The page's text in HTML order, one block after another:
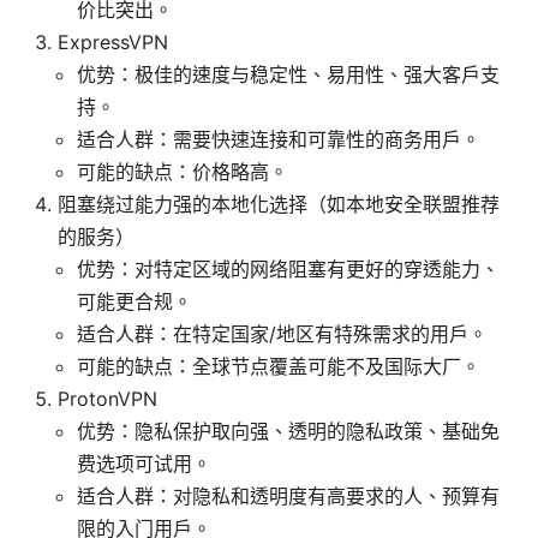
价比突出。
ExpressVPN
优势：极佳的速度与稳定性、易用性、强大客户支
持。
适合人群：需要快速连接和可靠性的商务用户。
可能的缺点：价格略高。
阻塞绕过能力强的本地化选择（如本地安全联盟推荐
的服务）
优势：对特定区域的网络阻塞有更好的穿透能力、
可能更合规。
适合人群：在特定国家/地区有特殊需求的用户。
可能的缺点：全球节点覆盖可能不及国际大厂。
ProtonVPN
优势：隐私保护取向强、透明的隐私政策、基础免
费选项可试用。
适合人群：对隐私和透明度有高要求的人、预算有
限的入门用户。